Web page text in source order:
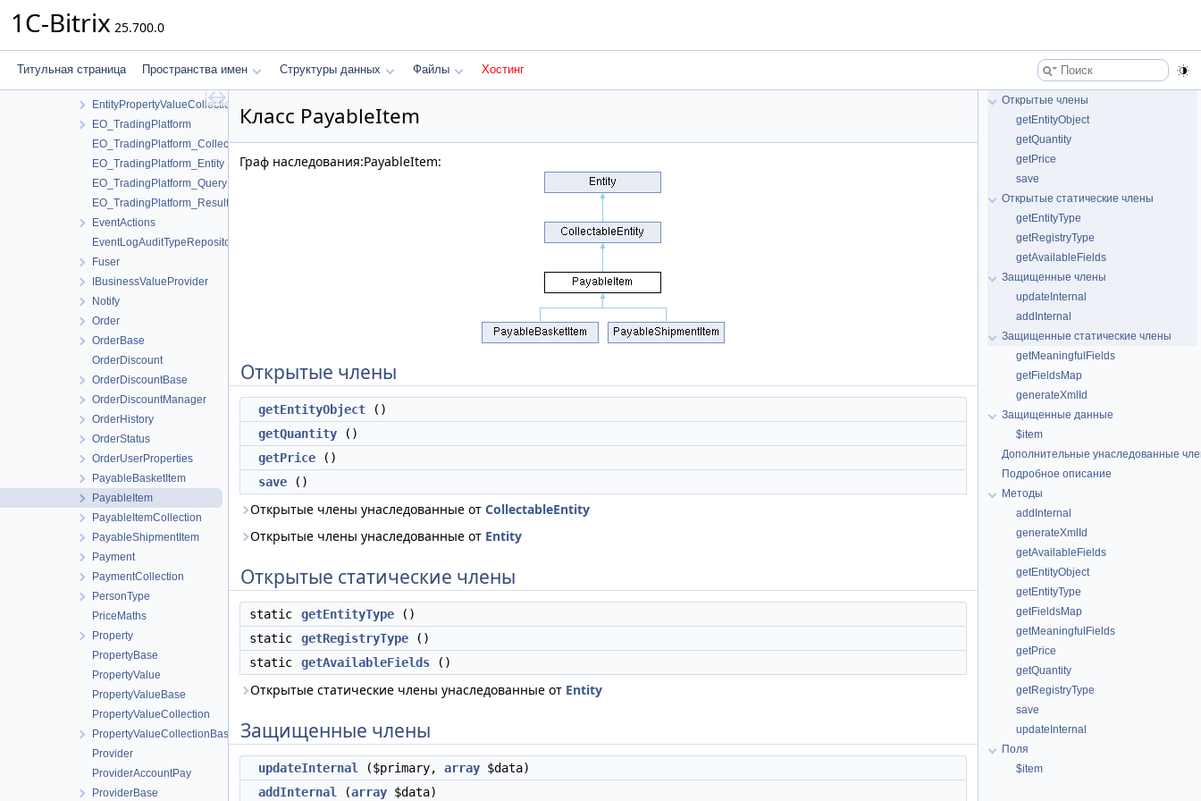
1C-Bitrix 25.700.0
Титульная страница Пространства имен Структуры данных Файлы Хостинг
DiscountCouponsManagerBase
EntityProperty
EntityPropertyValueCollection
EO_TradingPlatform
EO_TradingPlatform_Collection
EO_TradingPlatform_Entity
EO_TradingPlatform_Query
EO_TradingPlatform_Result
EventActions
EventLogAuditTypeRepository
Fuser
IBusinessValueProvider
Notify
Order
OrderBase
OrderDiscount
OrderDiscountBase
OrderDiscountManager
OrderHistory
OrderStatus
OrderUserProperties
PayableBasketItem
PayableItem
PayableItemCollection
PayableShipmentItem
Payment
PaymentCollection
PersonType
PriceMaths
Property
PropertyBase
PropertyValue
PropertyValueBase
PropertyValueCollection
PropertyValueCollectionBase
Provider
ProviderAccountPay
ProviderBase
Класс PayableItem
Граф наследования:PayableItem:
Открытые члены
getEntityObject ()
getQuantity ()
getPrice ()
save ()
Открытые члены унаследованные от CollectableEntity
Открытые члены унаследованные от Entity
Открытые статические члены
static getEntityType ()
static
getRegistryType ()
static
getAvailableFields ()
Открытые статические члены унаследованные от Entity
Защищенные члены
updateInternal ($primary, array $data)
addInternal
(array $data)
Открытые члены
getEntityObject
getQuantity
getPrice
save
Открытые статические члены
getEntityType
getRegistryType
getAvailableFields
Защищенные члены
updateInternal
addInternal
Защищенные статические члены
getMeaningfulFields
getFieldsMap
generateXmlId
Защищенные данные
$item
Дополнительные унаследованные
Подробное описание
Методы
addInternal
generateXmlId
getAvailableFields
getEntityObject
getEntityType
getFieldsMap
getMeaningfulFields
getPrice
getQuantity
getRegistryType
save
updateInternal
Поля
$item